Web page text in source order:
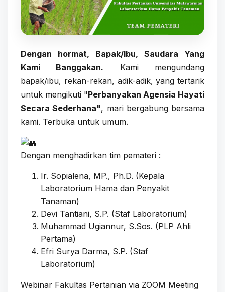
Dengan hormat, Bapak/Ibu, Saudara Yang
Kami Banggakan. Kami mengundang
bapak/ibu, rekan-rekan, adik-adik, yang tertarik
untuk mengikuti "Perbanyakan Agensia Hayati
Secara Sederhana", mari bergabung bersama
kami. Terbuka untuk umum.
Dengan menghadirkan tim pemateri :
Ir. Sopialena, MP., Ph.D. (Kepala
Laboratorium Hama dan Penyakit
Tanaman)
Devi Tantiani, S.P. (Staf Laboratorium)
Muhammad Ugiannur, S.Sos. (PLP Ahli
Pertama)
Efri Surya Darma, S.P. (Staf
Laboratorium)
Webinar Fakultas Pertanian via ZOOM Meeting